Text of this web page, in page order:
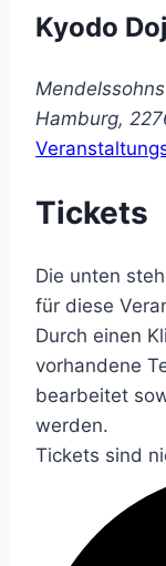
Kyodo
Hamburg,
Tickets
Die unten
für diese
Durch einen
vorhandene
bearbeitet
werden.
Tickets sind